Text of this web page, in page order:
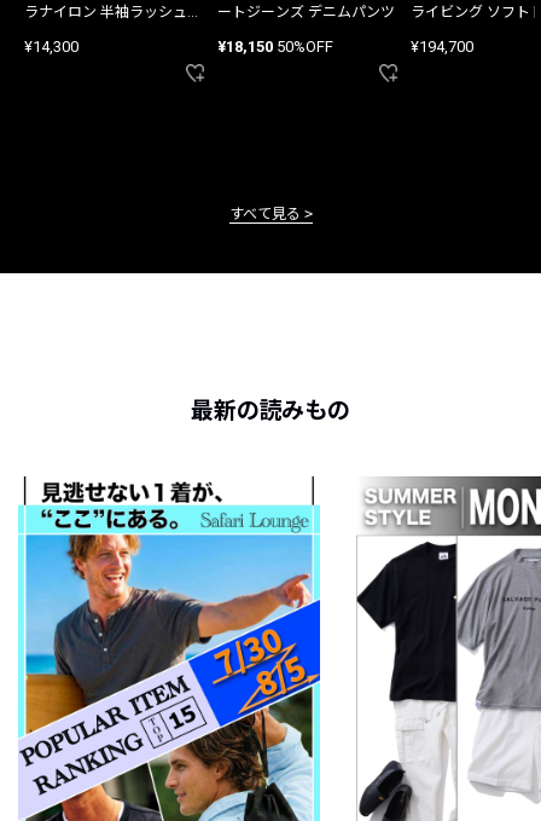
ラナイロン 半袖ラッシュガ
¥14,300
ートジーンズ デニムパンツ
¥18,150 50%OFF
ライビング ソフト
¥194,700
すべて見る
最新の読みもの